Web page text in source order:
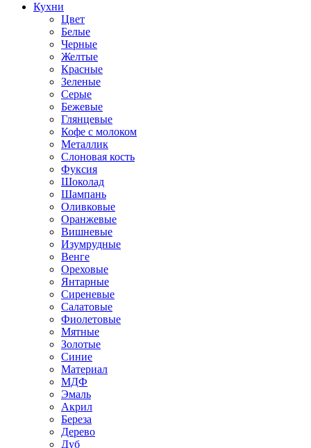
Кухни
Цвет
Белые
Черные
Желтые
Красные
Зеленые
Серые
Бежевые
Глянцевые
Кофе с молоком
Металлик
Слоновая кость
Фуксия
Шоколад
Шампань
Оливковые
Оранжевые
Вишневые
Изумрудные
Венге
Ореховые
Янтарные
Сиреневые
Салатовые
Фиолетовые
Мятные
Золотые
Синие
Материал
МДФ
Эмаль
Акрил
Береза
Дерево
Дуб